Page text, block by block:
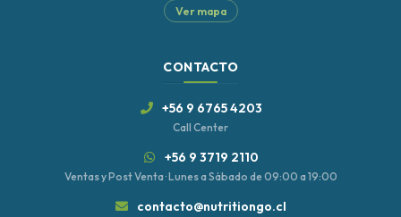
Ver mapa
CONTACTO
+56 9 6765 4203
Call Center
+56 9 3719 2110
Ventas y Post Venta · Lunes a Sábado de 09:00 a 19:00
contacto@nutritiongo.cl